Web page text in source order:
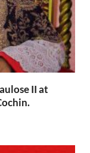
II at